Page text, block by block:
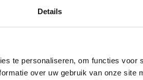
Details
te personaliseren, om functies voor
over uw gebruik van onze site